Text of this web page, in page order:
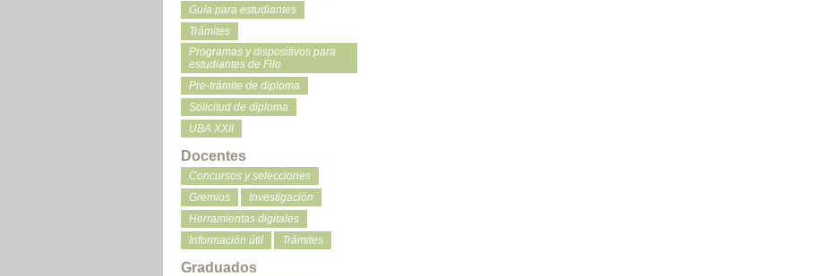
Guía para estudiantes
Trámites
Programas y dispositivos para
estudiantes de Filo
Pre-trámite de diploma
Solicitud de diploma
UBA XXII
Docentes
Concursos y selecciones
Gremios
Investigación
Herramientas digitales
Información útil
Trámites
Graduados